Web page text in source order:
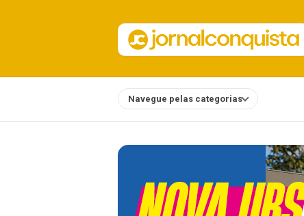
Navegue pelas categorias